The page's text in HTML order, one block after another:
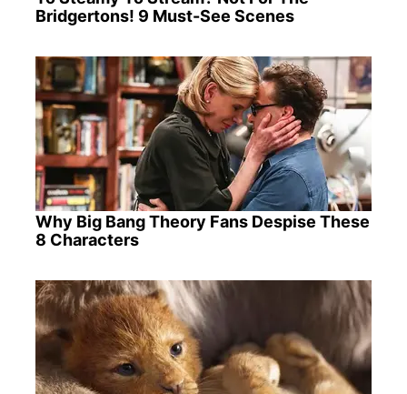
Bridgertons! 9 Must-See Scenes
Why Big Bang Theory Fans Despise These
8 Characters